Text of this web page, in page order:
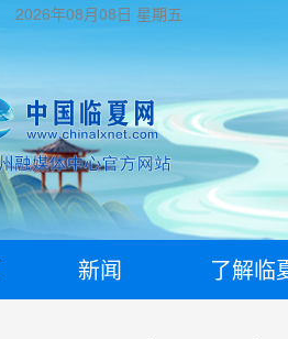
2026年08月08日 星期五
新闻 了解临